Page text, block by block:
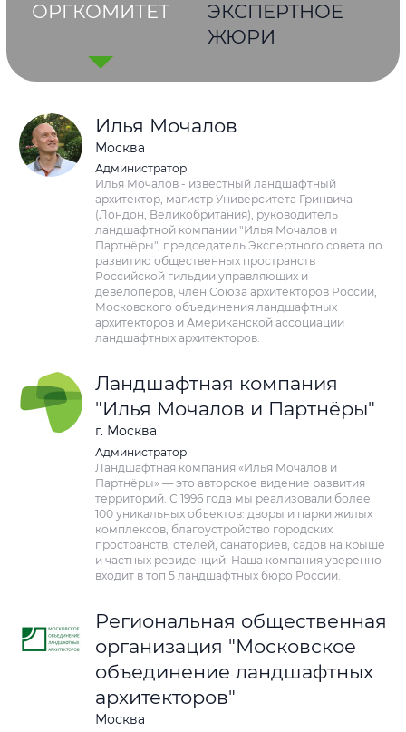
ОРГКОМИТЕТ
ЭКСПЕРТНОЕ
ЖЮРИ
Илья Мочалов
Москва
Администратор
Илья Мочалов - известный ландшафтный
архитектор, магистр Университета Гринвича
(Лондон, Великобритания), руководитель
ландшафтной компании "Илья Мочалов и
Партнёры", председатель Экспертного совета по
развитию общественных пространств
Российской гильдии управляющих и
девелоперов, член Союза архитекторов России,
Московского объединения ландшафтных
архитекторов и Американской ассоциации
ландшафтных архитекторов.
Ландшафтная компания
"Илья Мочалов и Партнёры"
г. Москва
Администратор
Ландшафтная компания «Илья Мочалов и
Партнёры» — это авторское видение развития
территорий. С 1996 года мы реализовали более
100 уникальных объектов: дворы и парки жилых
комплексов, благоустройство городских
пространств, отелей, санаториев, садов на крыше
и частных резиденций. Наша компания уверенно
входит в топ 5 ландшафтных бюро России.
Региональная общественная
организация "Московское
объединение ландшафтных
архитекторов"
Москва